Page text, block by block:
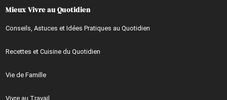
Mieux Vivre au Quotidien
Conseils, Astuces et Idées Pratiques au Quotidien
Recettes et Cuisine du Quotidien
Vie de Famille
Vivre au Travail